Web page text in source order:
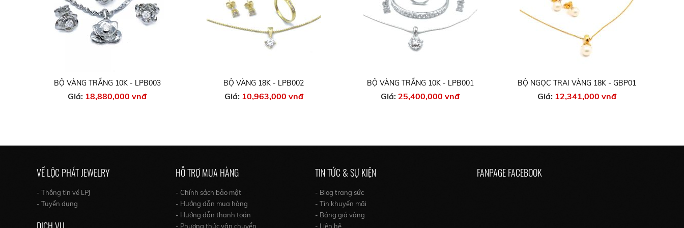
BỘ VÀNG TRẮNG 10K - LPB003
Giá: 18,880,000 vnđ
BỘ VÀNG 18K - LPB002
Giá: 10,963,000 vnđ
BỘ VÀNG TRẮNG 10K - LPB001
Giá: 25,400,000 vnđ
BỘ NGỌC TRAI VÀNG 18K - GBP01
Giá: 12,341,000 vnđ
VỀ LỘC PHÁT JEWELRY
- Thông tin về LPJ
- Tuyển dụng
HỖ TRỢ MUA HÀNG
- Chính sách bảo mật
- Hướng dẫn mua hàng
- Hướng dẫn thanh toán
- Phương thức vận chuyển
TIN TỨC & SỰ KIỆN
- Blog trang sức
- Tin khuyến mãi
- Bảng giá vàng
- Liên hệ
FANPAGE FACEBOOK